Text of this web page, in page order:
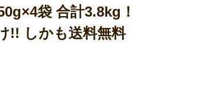
袋 合計3.8kg！
!! しかも送料無料